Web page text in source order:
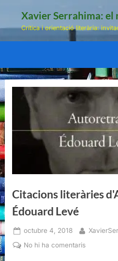
Xavier Serrahima: el
Crítica i orientació literària:
Citacions literàries
Édouard Levé
Posted
on
octubre 4, 2018 By
No hi ha comentarisa